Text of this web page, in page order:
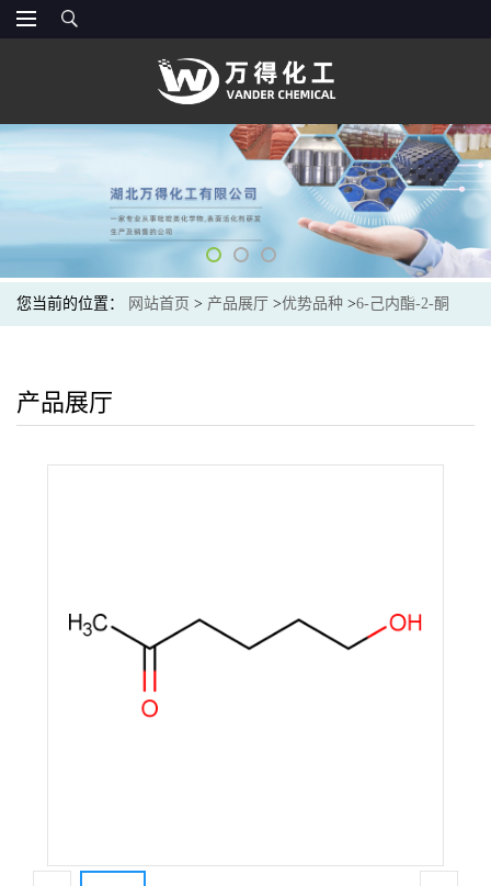
您当前的位置： 网站首页 > 产品展厅 >优势品种 >6-己内酯-2-酮
产品展厅